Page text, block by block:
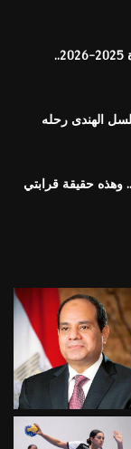
مصروفات المدارس التجريبية والرسمية المتميزة 2025-2026..
الهندى رحله
دخلت الفن وأنا عندي 37 سنة.. وهذه حقيقة قرابتي